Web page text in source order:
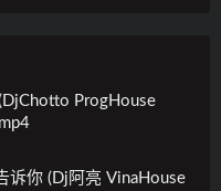
ProgHouse
诉你 (Dj阿亮 VinaHouse